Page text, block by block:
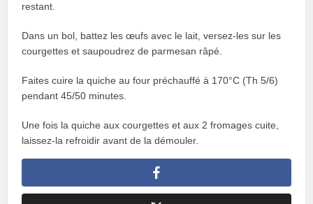
restant.
Dans un bol, battez les œufs avec le lait, versez-les sur les
courgettes et saupoudrez de parmesan râpé.
Faites cuire la quiche au four préchauffé à 170°C (Th 5/6)
pendant 45/50 minutes.
Une fois la quiche aux courgettes et aux 2 fromages cuite,
laissez-la refroidir avant de la démouler.